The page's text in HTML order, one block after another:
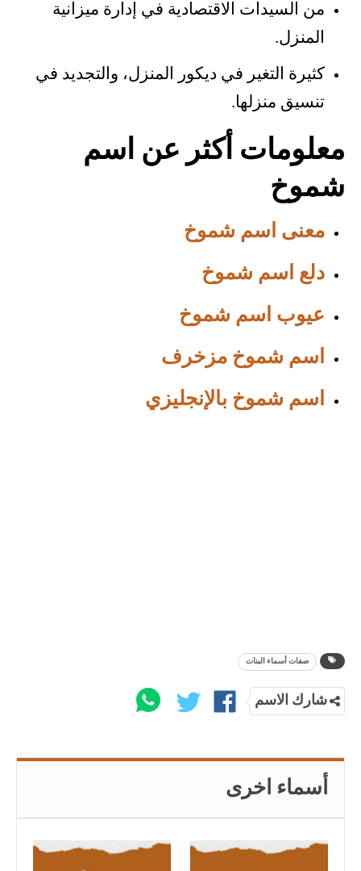
من السيدات الاقتصادية في إدارة ميزانية
المنزل.
كثيرة التغير في ديكور المنزل، والتجديد في
تنسيق منزلها.
معلومات أكثر عن اسم
شموخ
معنى اسم شموخ
دلع اسم شموخ
عيوب اسم شموخ
اسم شموخ مزخرف
اسم شموخ بالإنجليزي
صفات أسماء البنات
شارك الاسم
أسماء اخرى